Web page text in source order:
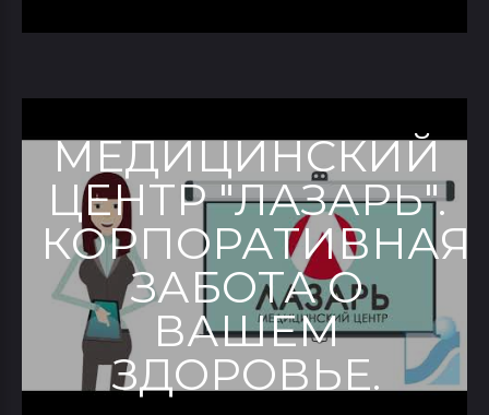
МЕДИЦИНСКИЙ
ЦЕНТР "ЛАЗАРЬ".
КОРПОРАТИВНАЯ
ЗАБОТА О
ВАШЕМ
ЗДОРОВЬЕ.